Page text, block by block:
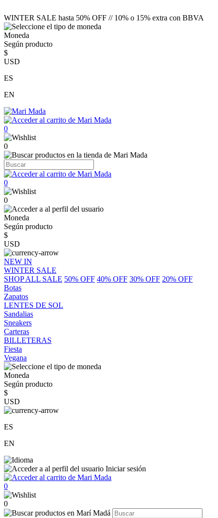
WINTER SALE hasta 50% OFF // 10% o 15% extra con BBVA
Moneda
Según producto
$
USD
ES
EN
0
0
0
0
Moneda
Según producto
$
USD
NEW IN
WINTER SALE
SHOP ALL SALE 50% OFF 40% OFF 30% OFF 20% OFF
Botas
Zapatos
LENTES DE SOL
Sandalias
Sneakers
Carteras
BILLETERAS
Fiesta
Vegana
Moneda
Según producto
$
USD
ES
EN
Iniciar sesión
0
0